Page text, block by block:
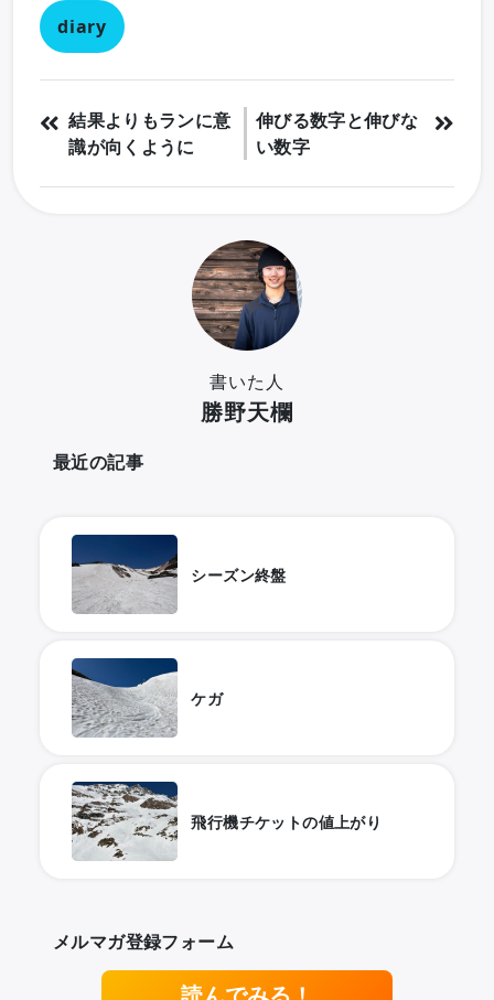
diary
結果よりもランに意
識が向くように
伸びる数字と伸びな
い数字
書いた人
勝野天欄
最近の記事
シーズン終盤
ケガ
飛行機チケットの値上がり
メルマガ登録フォーム